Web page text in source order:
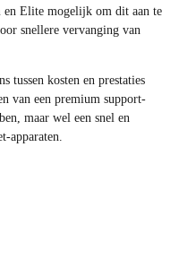
Elite mogelijk om dit aan te
snellere vervanging van
tussen kosten en prestaties
van een premium support-
maar wel een snel en
apparaten.